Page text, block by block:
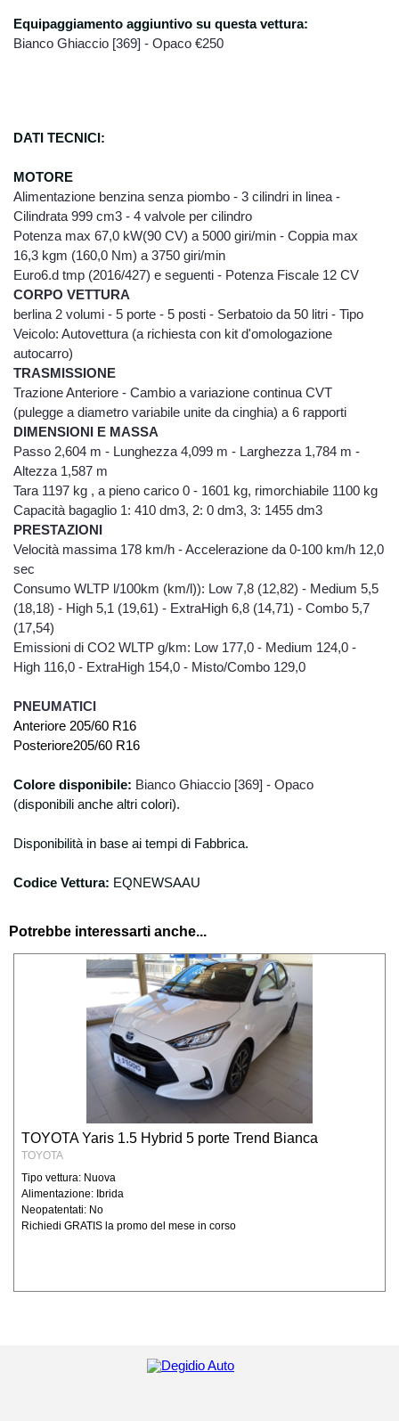
relazione alla tenuta delle scritture
societarie, istituti finanziari, assicurativi
contratto (ex:trasportatori). I vostri dati
dati stessi sia accordata da disposizioni di
legge o regolamentari. Non è prevista
nessuna forma di diffusione generalizzata
dei vostri dati. Diritti di cui all’ art.7 del D.Lgs.
196/2003 Ai clienti è altresì riconosciuto il
diritto di conoscenza, cancellazione, rettifica,
al trattamento dei dati stessi nonché altri
diritti previsti dall’ art. 7 della D.Lgs.
diritti dell’interessato, è disponibile sul sito
www.garanteprivacy.it. Titolare del
trattamento dei dati Il Titolare del trattamento
dei dati a cui è possibile rivolgersi per
l’esercizio dei diritti di cui al punto
precedente è: Degidio Auto srl. - 00065
Fiano Romano (RM), e-mail
info@degidioauto.it L'ottenimento della
cancellazione dei propri dati personali è
subordinato all'invio di una comunicazione
Equipaggiamento aggiuntivo su questa vettura:
Bianco Ghiaccio [369] - Opaco €250
DATI TECNICI:
MOTORE
Alimentazione benzina senza piombo - 3 cilindri in linea -
Cilindrata 999 cm3 - 4 valvole per cilindro
Potenza max 67,0 kW(90 CV) a 5000 giri/min - Coppia max
16,3 kgm (160,0 Nm) a 3750 giri/min
Euro6.d tmp (2016/427) e seguenti - Potenza Fiscale 12 CV
CORPO VETTURA
berlina 2 volumi - 5 porte - 5 posti - Serbatoio da 50 litri - Tipo
Veicolo: Autovettura (a richiesta con kit d'omologazione
autocarro)
TRASMISSIONE
Trazione Anteriore - Cambio a variazione continua CVT
(pulegge a diametro variabile unite da cinghia) a 6 rapporti
DIMENSIONI E MASSA
Passo 2,604 m - Lunghezza 4,099 m - Larghezza 1,784 m -
Altezza 1,587 m
Tara 1197 kg , a pieno carico 0 - 1601 kg, rimorchiabile 1100 kg
Capacità bagaglio 1: 410 dm3, 2: 0 dm3, 3: 1455 dm3
PRESTAZIONI
Velocità massima 178 km/h - Accelerazione da 0-100 km/h 12,0
sec
Consumo WLTP l/100km (km/l)): Low 7,8 (12,82) - Medium 5,5
(18,18) - High 5,1 (19,61) - ExtraHigh 6,8 (14,71) - Combo 5,7
(17,54)
Emissioni di CO2 WLTP g/km: Low 177,0 - Medium 124,0 -
High 116,0 - ExtraHigh 154,0 - Misto/Combo 129,0
PNEUMATICI
Anteriore 205/60 R16
Posteriore205/60 R16
Colore disponibile: Bianco Ghiaccio [369] - Opaco
(disponibili anche altri colori).
Disponibilità in base ai tempi di Fabbrica.
Codice Vettura: EQNEWSAAU
Potrebbe interessarti anche...
TOYOTA Yaris 1.5 Hybrid 5 porte Trend Bianca
TOYOTA
Tipo vettura: Nuova
Alimentazione: Ibrida
Neopatentati: No
Richiedi GRATIS la promo del mese in corso